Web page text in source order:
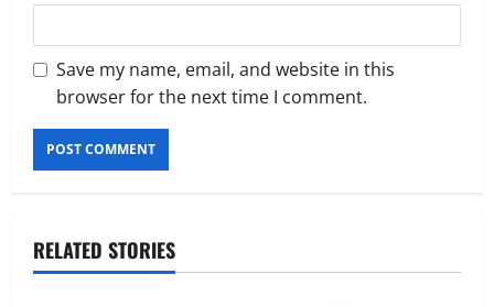
Save my name, email, and website in this
browser for the next time I comment.
RELATED STORIES